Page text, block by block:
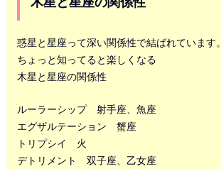
惑星と星座って深い関係性で結ばれています。
ちょっと知ってると楽しくなる
木星と星座の関係性
ルーラーシップ 射手座、魚座
エグザルテーション 蟹座
トリプシイ 火
デトリメント 双子座、乙女座